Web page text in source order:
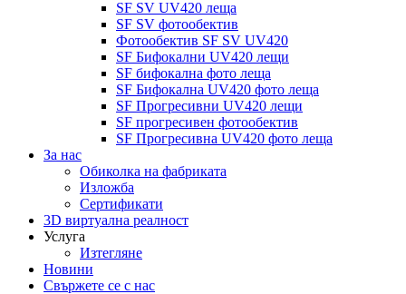
SF SV UV420 леща
SF SV фотообектив
Фотообектив SF SV UV420
SF Бифокални UV420 лещи
SF бифокална фото леща
SF Бифокална UV420 фото леща
SF Прогресивни UV420 лещи
SF прогресивен фотообектив
SF Прогресивна UV420 фото леща
За нас
Обиколка на фабриката
Изложба
Сертификати
3D виртуална реалност
Услуга
Изтегляне
Новини
Свържете се с нас